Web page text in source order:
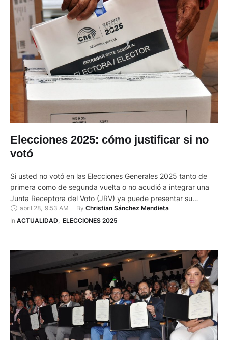
votó
primera como de segunda vuelta o no acudió a integrar una
Junta Receptora del Voto (JRV) ya puede presentar su
justificación para evitar pagar la multa. La sanción si no fue a
sufragar es de 47 dólares, que corresponde al 10 % de un …
abril 28, 9:53 AM By Christian Sánchez Mendieta
In ACTUALIDAD , ELECCIONES 2025